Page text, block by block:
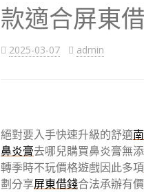
款適合屏東
2025-03-07 admin
絕對要入手快速升級的舒適
鼻炎膏去哪兒購買鼻炎膏無
轉季時不玩價格遊戲因此多項
劃分享屏東借錢合法承辦有